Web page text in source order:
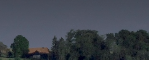
Jetzt starten